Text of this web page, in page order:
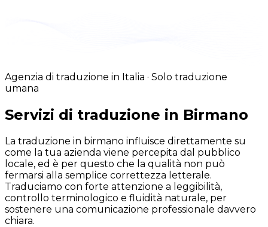
Agenzia di traduzione in Italia · Solo traduzione
umana
Servizi di traduzione in Birmano
La traduzione in birmano influisce direttamente su
come la tua azienda viene percepita dal pubblico
locale, ed è per questo che la qualità non può
fermarsi alla semplice correttezza letterale.
Traduciamo con forte attenzione a leggibilità,
controllo terminologico e fluidità naturale, per
sostenere una comunicazione professionale davvero
chiara.